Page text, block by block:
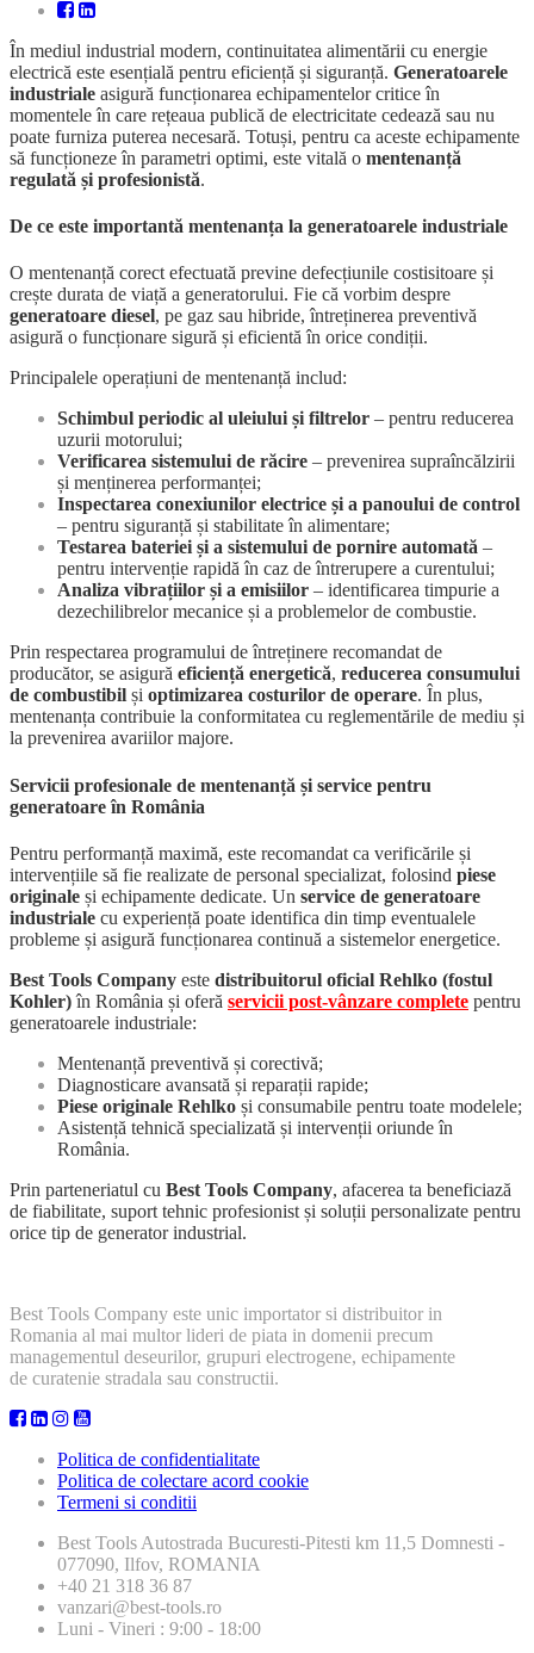
la
generatoarele
industriale
În mediul industrial modern, continuitatea alimentării cu energie
electrică este esențială pentru eficiență și siguranță. Generatoarele
industriale asigură funcționarea echipamentelor critice în
momentele în care rețeaua publică de electricitate cedează sau nu
poate furniza puterea necesară. Totuși, pentru ca aceste echipamente
să funcționeze în parametri optimi, este vitală o mentenanță
regulată și profesionistă.
De ce este importantă mentenanța la generatoarele industriale
O mentenanță corect efectuată previne defecțiunile costisitoare și
crește durata de viață a generatorului. Fie că vorbim despre
generatoare diesel, pe gaz sau hibride, întreținerea preventivă
asigură o funcționare sigură și eficientă în orice condiții.
Principalele operațiuni de mentenanță includ:
Schimbul periodic al uleiului și filtrelor – pentru reducerea
uzurii motorului;
Verificarea sistemului de răcire – prevenirea supraîncălzirii
și menținerea performanței;
Inspectarea conexiunilor electrice și a panoului de control
– pentru siguranță și stabilitate în alimentare;
Testarea bateriei și a sistemului de pornire automată –
pentru intervenție rapidă în caz de întrerupere a curentului;
Analiza vibrațiilor și a emisiilor – identificarea timpurie a
dezechilibrelor mecanice și a problemelor de combustie.
Prin respectarea programului de întreținere recomandat de
producător, se asigură eficiență energetică, reducerea consumului
de combustibil și optimizarea costurilor de operare. În plus,
mentenanța contribuie la conformitatea cu reglementările de mediu și
la prevenirea avariilor majore.
Servicii profesionale de mentenanță și service pentru
generatoare în România
Pentru performanță maximă, este recomandat ca verificările și
intervențiile să fie realizate de personal specializat, folosind piese
originale și echipamente dedicate. Un service de generatoare
industriale cu experiență poate identifica din timp eventualele
probleme și asigură funcționarea continuă a sistemelor energetice.
Best Tools Company este distribuitorul oficial Rehlko (fostul
Kohler)în România și oferă servicii post-vânzare complete pentru
generatoarele industriale:
Mentenanță preventivă și corectivă;
Diagnosticare avansată și reparații rapide;
Piese originale Rehlko și consumabile pentru toate modelele;
Asistență tehnică specializată și intervenții oriunde în
România.
Prin parteneriatul cu Best Tools Company, afacerea ta beneficiază
de fiabilitate, suport tehnic profesionist și soluții personalizate pentru
orice tip de generator industrial.
Best Tools Company este unic importator si distribuitor in
Romania al mai multor lideri de piata in domenii precum
managementul deseurilor, grupuri electrogene, echipamente
de curatenie stradala sau constructii.
Politica de confidentialitate
Politica de colectare acord cookie
Termeni si conditii
Best Tools Autostrada Bucuresti-Pitesti km 11,5 Domnesti -
077090, Ilfov, ROMANIA
+40 21 318 36 87
vanzari@best-tools.ro
Luni - Vineri : 9:00 - 18:00